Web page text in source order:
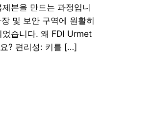
본을 만드는 과정입니
및 보안 구역에 원활히
습니다. 왜 FDI Urmet
? 편리성: 키를 […]